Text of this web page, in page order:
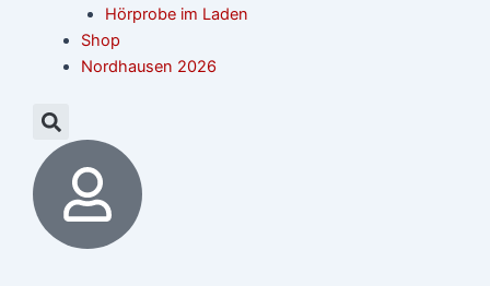
Hörprobe im Laden
Shop
Nordhausen 2026